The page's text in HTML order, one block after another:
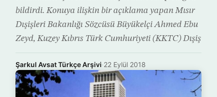
bildirdi. Konuya ilişkin bir açıklama yapan Mısır
Dışişleri Bakanlığı Sözcüsü Büyükelçi Ahmed Ebu
Zeyd, Kuzey Kıbrıs Türk Cumhuriyeti (KKTC) Dışiş
Şarkul Avsat Türkçe Arşivi·22 Eylül 2018